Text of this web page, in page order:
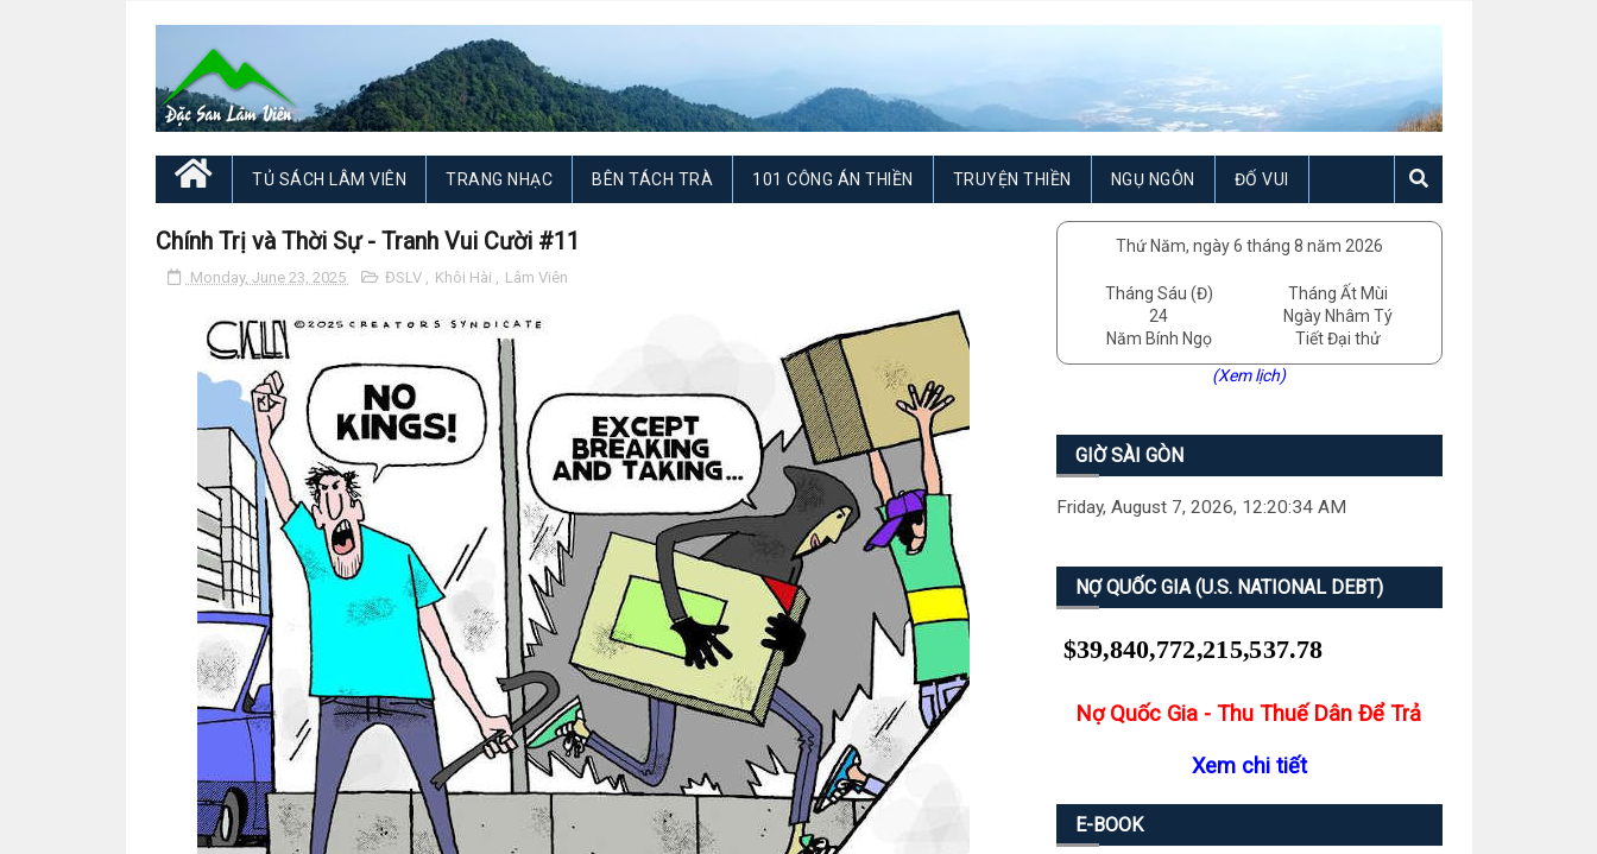
TỦ SÁCH LÂM VIÊN TRANG NHẠC BÊN TÁCH TRÀ 101 CÔNG ÁN THIỀN TRUYỆN THIỀN NGỤ NGÔN ĐỐ VUI
Chính Trị và Thời Sự - Tranh Vui Cười #11
Monday, June 23, 2025 ĐSLV , Khôi Hài , Lâm Viên
Thứ Năm, ngày 6 tháng 8 năm 2026
Tháng Sáu (Đ)
24
Năm Bính Ngọ
Tháng Ất Mùi
Ngày Nhâm Tý
Tiết Đại thử
(Xem lịch)
GIỜ SÀI GÒN
Friday, August 7, 2026, 12:20:35 AM
NỢ QUỐC GIA (U.S. NATIONAL DEBT)
Nợ Quốc Gia - Thu Thuế Dân Để Trả
Xem chi tiết
E-BOOK